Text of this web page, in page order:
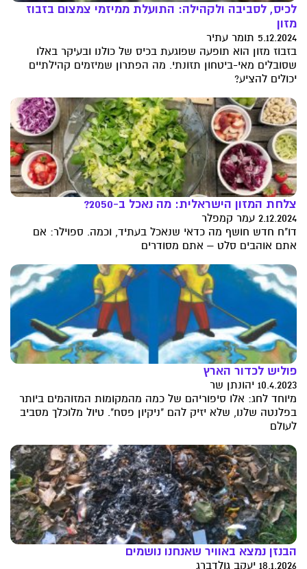
לכיס, לסביבה ולקהילה: התועלת ממיזמי צמצום בזבוז
מזון
5.12.2024 תומר עתיר
בזבוז מזון הוא תופעה שפוגעת בכיס של כולנו ובעיקר באלו
שסובלים מאי-ביטחון תזונתי. מה הפתרון שמיזמים קהילתיים
יכולים להציע?
צלחת המזון הישראלית: מה נאכל ב-2050?
2.12.2024 עמר קמפלר
דו"ח חדש חושף מה כדאי שנאכל בעתיד, וכמה. ספוילר: אם
אתם אוהבים סלט – אתם מסודרים
פוליש לכדור הארץ
10.4.2023 יהונתן שר
מיוחד לחג: אלו סיפוריהם של כמה מהמקומות המזוהמים ביותר
בפלנטה שלנו, שלא יזיק להם "ניקיון פסח". טיול מלוכלך מסביב
לעולם
הבנזן נמצא באוויר שאנחנו נושמים
18.1.2026 יעקב גולדברג